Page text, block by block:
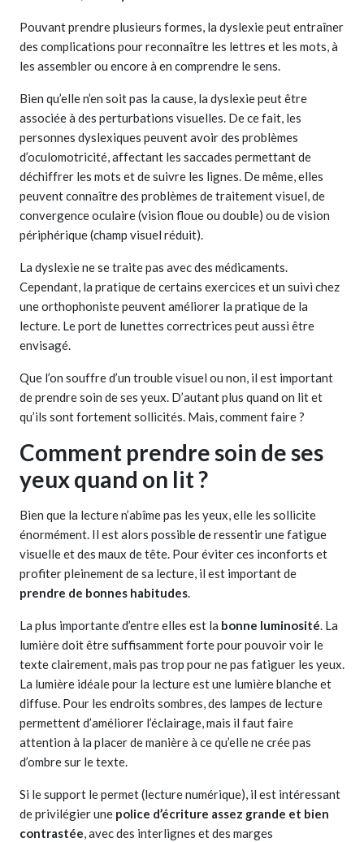
Pouvant prendre plusieurs formes, la dyslexie peut entraîner
des complications pour reconnaître les lettres et les mots, à
les assembler ou encore à en comprendre le sens.
Bien qu’elle n’en soit pas la cause, la dyslexie peut être
associée à des perturbations visuelles. De ce fait, les
personnes dyslexiques peuvent avoir des problèmes
d’oculomotricité, affectant les saccades permettant de
déchiffrer les mots et de suivre les lignes. De même, elles
peuvent connaître des problèmes de traitement visuel, de
convergence oculaire (vision floue ou double) ou de vision
périphérique (champ visuel réduit).
La dyslexie ne se traite pas avec des médicaments.
Cependant, la pratique de certains exercices et un suivi chez
une orthophoniste peuvent améliorer la pratique de la
lecture. Le port de lunettes correctrices peut aussi être
envisagé.
Que l’on souffre d’un trouble visuel ou non, il est important
de prendre soin de ses yeux. D’autant plus quand on lit et
qu’ils sont fortement sollicités. Mais, comment faire ?
Comment prendre soin de ses
yeux quand on lit ?
Bien que la lecture n’abîme pas les yeux, elle les sollicite
énormément. Il est alors possible de ressentir une fatigue
visuelle et des maux de tête. Pour éviter ces inconforts et
profiter pleinement de sa lecture, il est important de
prendre de bonnes habitudes.
La plus importante d’entre elles est la bonne luminosité. La
lumière doit être suffisamment forte pour pouvoir voir le
texte clairement, mais pas trop pour ne pas fatiguer les yeux.
La lumière idéale pour la lecture est une lumière blanche et
diffuse. Pour les endroits sombres, des lampes de lecture
permettent d’améliorer l’éclairage, mais il faut faire
attention à la placer de manière à ce qu’elle ne crée pas
d’ombre sur le texte.
Si le support le permet (lecture numérique), il est intéressant
de privilégier une police d’écriture assez grande et bien
contrastée, avec des interlignes et des marges